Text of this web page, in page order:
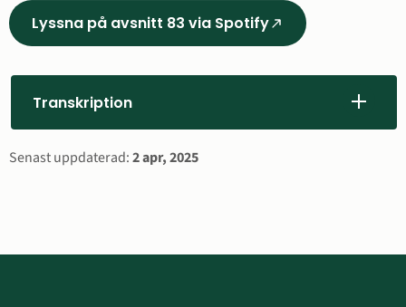
Lyssna på avsnitt 83 via Spotify
(Länk
annan
nytt
Transkription
Sidinformation
Senast uppdaterad:2 apr, 2025